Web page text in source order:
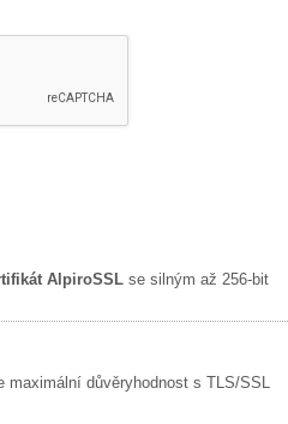
AlpiroSSL se silným až 256-bit
maximální důvěryhodnost s TLS/SSL